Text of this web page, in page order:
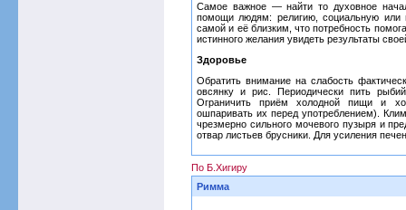
Самое важное — найти то духовное
помощи людям: религию, социальную или
самой и её близким, что потребность
истинного желания увидеть результаты
Здоровье
Обратить внимание на слабость
овсянку и рис. Периодически пить
Ограничить приём холодной пищи и
ошпаривать их перед употреблением).
чрезмерно сильного мочевого пузыря и
отвар листьев брусники. Для усиления
По Б.Хигиру
Римма